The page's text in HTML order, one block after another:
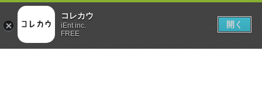
コレカウ
iEnt inc.
FREE
開く